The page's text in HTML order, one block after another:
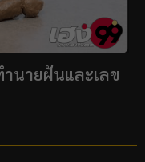
นายฝันและเลข